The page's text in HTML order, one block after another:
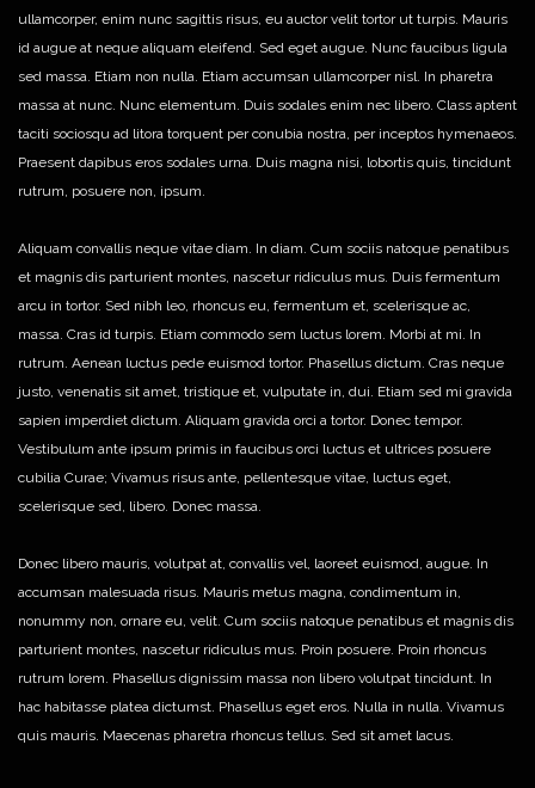
ullamcorper, enim nunc sagittis risus, eu auctor velit tortor ut turpis. Mauris
id augue at neque aliquam eleifend. Sed eget augue. Nunc faucibus ligula
sed massa. Etiam non nulla. Etiam accumsan ullamcorper nisl. In pharetra
massa at nunc. Nunc elementum. Duis sodales enim nec libero. Class aptent
taciti sociosqu ad litora torquent per conubia nostra, per inceptos hymenaeos.
Praesent dapibus eros sodales urna. Duis magna nisi, lobortis quis, tincidunt
rutrum, posuere non, ipsum.
Aliquam convallis neque vitae diam. In diam. Cum sociis natoque penatibus
et magnis dis parturient montes, nascetur ridiculus mus. Duis fermentum
arcu in tortor. Sed nibh leo, rhoncus eu, fermentum et, scelerisque ac,
massa. Cras id turpis. Etiam commodo sem luctus lorem. Morbi at mi. In
rutrum. Aenean luctus pede euismod tortor. Phasellus dictum. Cras neque
justo, venenatis sit amet, tristique et, vulputate in, dui. Etiam sed mi gravida
sapien imperdiet dictum. Aliquam gravida orci a tortor. Donec tempor.
Vestibulum ante ipsum primis in faucibus orci luctus et ultrices posuere
cubilia Curae; Vivamus risus ante, pellentesque vitae, luctus eget,
scelerisque sed, libero. Donec massa.
Donec libero mauris, volutpat at, convallis vel, laoreet euismod, augue. In
accumsan malesuada risus. Mauris metus magna, condimentum in,
nonummy non, ornare eu, velit. Cum sociis natoque penatibus et magnis dis
parturient montes, nascetur ridiculus mus. Proin posuere. Proin rhoncus
rutrum lorem. Phasellus dignissim massa non libero volutpat tincidunt. In
hac habitasse platea dictumst. Phasellus eget eros. Nulla in nulla. Vivamus
quis mauris. Maecenas pharetra rhoncus tellus. Sed sit amet lacus.